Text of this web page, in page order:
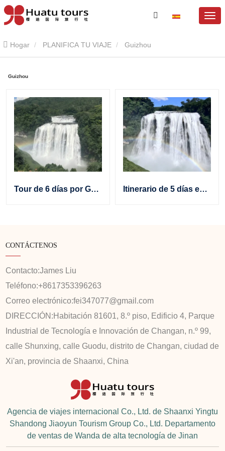
Hogar PLANIFICA TU VIAJE Guizhou
Guizhou
Tour de 6 días por Guizhou, un destino musulmán: gastronomía halal, bienestar y respeto cultural en China Itinerario de 5 días en Guizhou: Senderismo, cascadas y cultura étnica en China
CONTÁCTENOS
Contacto:James Liu
Teléfono:+8617353396263
Correo electrónico:fei347077@gmail.com
DIRECCIÓN: Habitación 81601, 8.º piso, Edificio 4, Parque
Industrial de Tecnología e Innovación de Changan, n.º 99,
calle Shunxing, calle Guodu, distrito de Changan, ciudad de
Xi'an, provincia de Shaanxi, China
Agencia de viajes internacional Co., Ltd. de Shaanxi Yingtu
Shandong Jiaoyun Tourism Group Co., Ltd. Departamento
de ventas de Wanda de alta tecnología de Jinan